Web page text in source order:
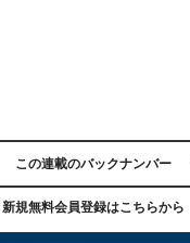
この連載のバックナンバー
新規無料会員登録はこちらから